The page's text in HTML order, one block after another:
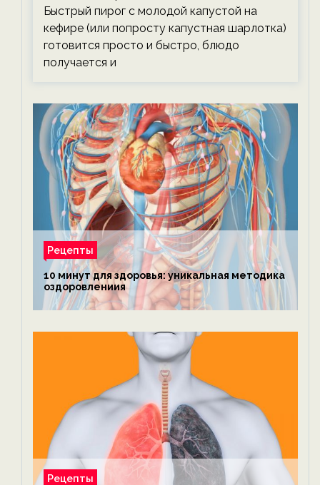
Быстрый пирог с молодой капустой на
кефире (или попросту капустная шарлотка)
готовится просто и быстро, блюдо
получается и
Рецепты
10 минут для здоровья: уникальная методика
оздоровлениия
Рецепты